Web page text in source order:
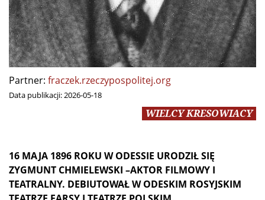
Partner: fraczek.rzeczypospolitej.org
Data publikacji:2026-05-18
WIELCY KRESOWIACY
16 MAJA 1896 ROKU W ODESSIE URODZIŁ SIĘ
ZYGMUNT CHMIELEWSKI –AKTOR FILMOWY I
TEATRALNY. DEBIUTOWAŁ W ODESKIM ROSYJSKIM